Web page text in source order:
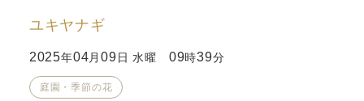
ユキヤナギ
2025年04 月09 日 水曜 09時39分
庭園・季節の花